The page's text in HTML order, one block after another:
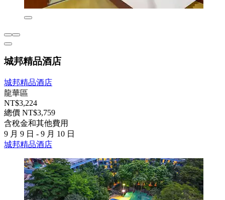
城邦精品酒店
城邦精品酒店
龍華區
NT$3,224
總價 NT$3,759
含稅金和其他費用
9 月 9 日 - 9 月 10 日
城邦精品酒店